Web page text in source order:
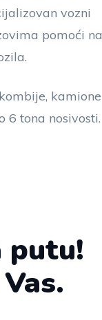
vozni
pomoći na
kamione
6 tona nosivosti.
putu!